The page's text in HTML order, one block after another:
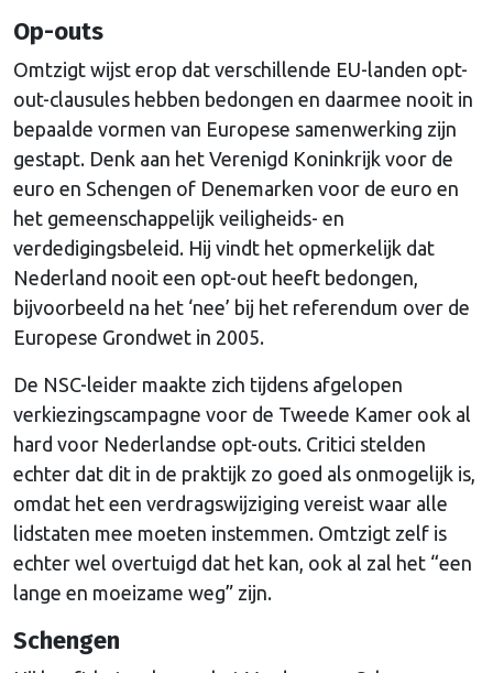
Op-outs
Omtzigt wijst erop dat verschillende EU-landen opt-
out-clausules hebben bedongen en daarmee nooit in
bepaalde vormen van Europese samenwerking zijn
gestapt. Denk aan het Verenigd Koninkrijk voor de
euro en Schengen of Denemarken voor de euro en
het gemeenschappelijk veiligheids- en
verdedigingsbeleid. Hij vindt het opmerkelijk dat
Nederland nooit een opt-out heeft bedongen,
bijvoorbeeld na het ‘nee’ bij het referendum over de
Europese Grondwet in 2005.
De NSC-leider maakte zich tijdens afgelopen
verkiezingscampagne voor de Tweede Kamer ook al
hard voor Nederlandse opt-outs. Critici stelden
echter dat dit in de praktijk zo goed als onmogelijk is,
omdat het een verdragswijziging vereist waar alle
lidstaten mee moeten instemmen. Omtzigt zelf is
echter wel overtuigd dat het kan, ook al zal het “een
lange en moeizame weg” zijn.
Schengen